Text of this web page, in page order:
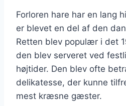
Forloren hare har en lang
er blevet en del af den
Retten blev populær i det
den blev serveret ved
højtider. Den blev ofte
delikatesse, der kunne
mest kræsne gæster.